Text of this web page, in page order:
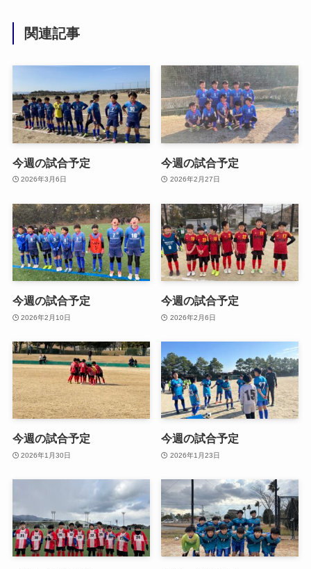
関連記事
今週の試合予定
2026年3月6日
今週の試合予定
2026年2月27日
今週の試合予定
2026年2月10日
今週の試合予定
2026年2月6日
今週の試合予定
2026年1月30日
今週の試合予定
2026年1月23日